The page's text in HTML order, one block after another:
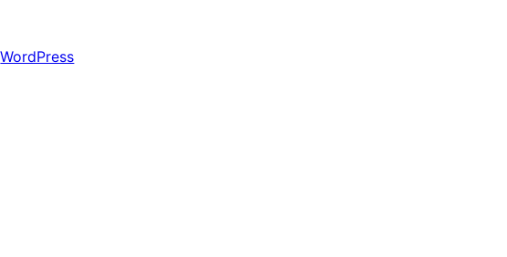
WordPress